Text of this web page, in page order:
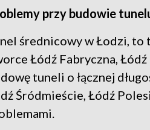
przy budowie
średnicowy w Łodzi, to
Łódź Fabryczna,
tuneli o łącznej
Śródmieście, Łódź